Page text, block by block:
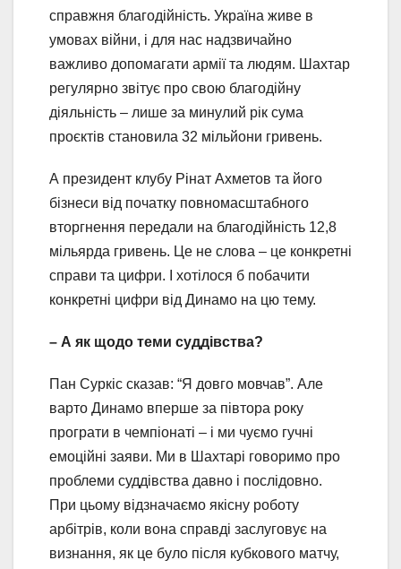
справжня благодійність. Україна живе в
умовах війни, і для нас надзвичайно
важливо допомагати армії та людям. Шахтар
регулярно звітує про свою благодійну
діяльність – лише за минулий рік сума
проєктів становила 32 мільйони гривень.
А президент клубу Рінат Ахметов та його
бізнеси від початку повномасштабного
вторгнення передали на благодійність 12,8
мільярда гривень. Це не слова – це конкретні
справи та цифри. І хотілося б побачити
конкретні цифри від Динамо на цю тему.
– А як щодо теми суддівства?
Пан Суркіс сказав: “Я довго мовчав”. Але
варто Динамо вперше за півтора року
програти в чемпіонаті – і ми чуємо гучні
емоційні заяви. Ми в Шахтарі говоримо про
проблеми суддівства давно і послідовно.
При цьому відзначаємо якісну роботу
арбітрів, коли вона справді заслуговує на
визнання, як це було після кубкового матчу,